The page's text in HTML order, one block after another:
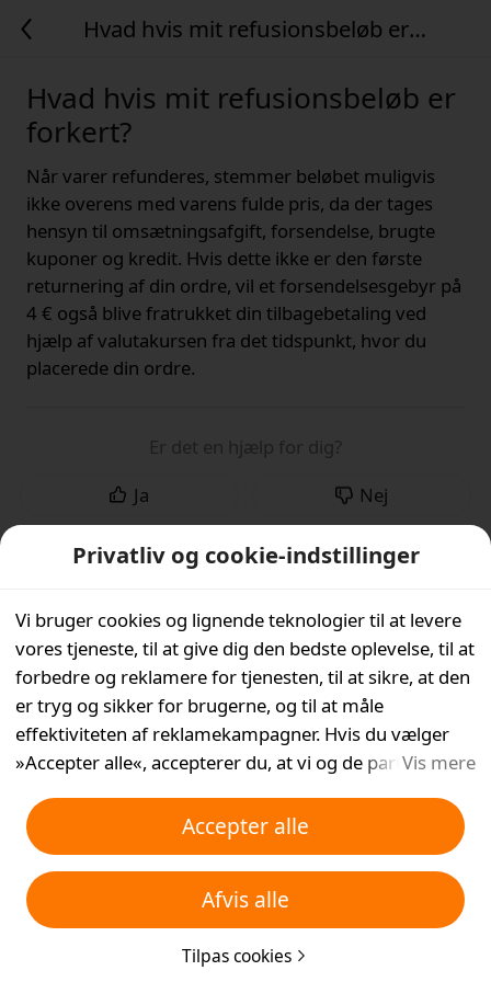
Hvad hvis mit refusionsbeløb er
Hvad hvis mit refusionsbeløb er
forkert?
Når varer refunderes, stemmer beløbet muligvis
ikke overens med varens fulde pris, da der tages
hensyn til omsætningsafgift, forsendelse, brugte
kuponer og kredit. Hvis dette ikke er den første
returnering af din ordre, vil et forsendelsesgebyr på
4 € også blive fratrukket din tilbagebetaling ved
hjælp af valutakursen fra det tidspunkt, hvor du
placerede din ordre.
Er det en hjælp for dig?
Ja
Nej
Privatliv og cookie-indstillinger
Vi bruger cookies og lignende teknologier til at levere
vores tjeneste, til at give dig den bedste oplevelse, til at
forbedre og reklamere for tjenesten, til at sikre, at den
er tryg og sikker for brugerne, og til at måle
effektiviteten af reklamekampagner. Hvis du vælger
»Accepter alle«, accepterer du, at vi og de partnere, vi
teknologier på din enhed til reklameformål. Du kan
også »Afvise alle« ikke-essentielle cookies eller vælge,
hvilke typer cookies du vil acceptere eller deaktivere,
ved at klikke på »Tilpas cookies« nedenfor eller når
som helst i dine privatlivsindstillinger. For flere detaljer,
Politik for cookies og lignende teknologier
Vis mere
Accepter alle
Afvis alle
Tilpas cookies